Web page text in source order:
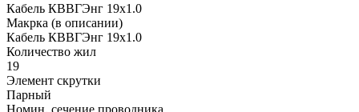
Кабель КВВГЭнг 19х1.0
Макрка (в описании)
Кабель КВВГЭнг 19х1.0
Количество жил
19
Элемент скрутки
Парный
Номин. сечение проводника